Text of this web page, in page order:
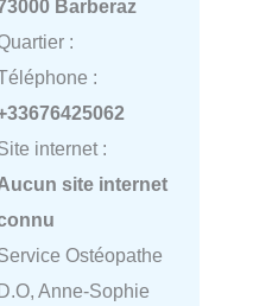
Barberaz
:
:
internet :
site internet
Ostéopathe
Anne-Sophie